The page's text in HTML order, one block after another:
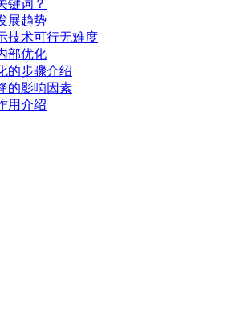
键词？
展趋势
技术可行无难度
部优化
的步骤介绍
的影响因素
用介绍